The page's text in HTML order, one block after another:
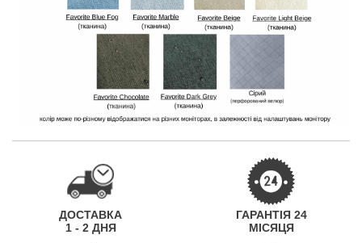
ДОСТАВКА
1 - 2 ДНЯ
ГАРАНТІЯ 24
МІСЯЦЯ